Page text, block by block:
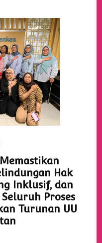
Hak
Inklusif, dan
Proses
Turunan UU